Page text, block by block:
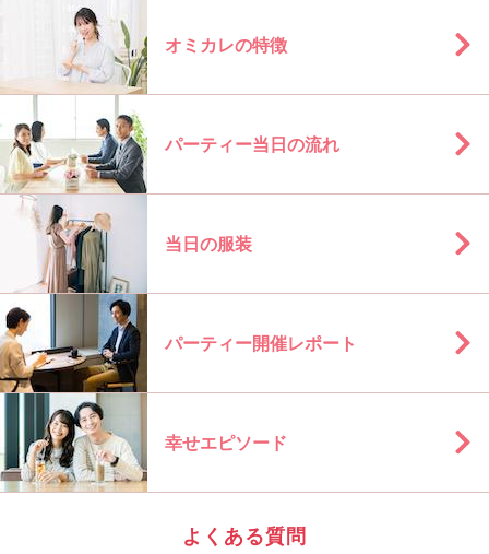
オミカレの特徴
パーティー当日の流れ
当日の服装
パーティー開催レポート
幸せエピソード
よくある質問